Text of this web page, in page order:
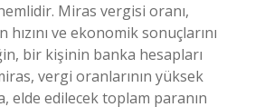
Miras vergisi oranı,
ve ekonomik sonuçlarını
bir kişinin banka hesapları
vergi oranlarının yüksek
elde edilecek toplam paranın